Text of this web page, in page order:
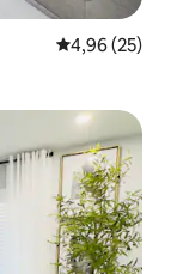
Vidutinis
4,96 (25)